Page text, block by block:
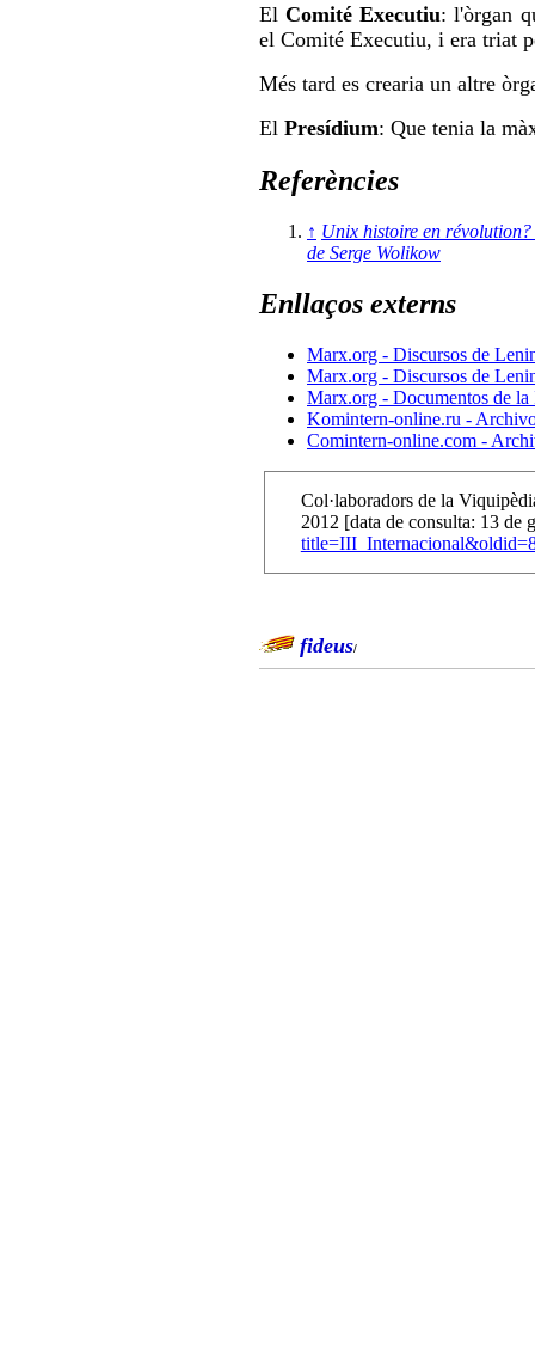
ElComité Executiu: l'òrgan
el Comité Executiu, i era triat
Més tard es crearia un altre
El Presídium: Que tenia la
Referències
↑ Unix histoire en
de Serge Wolikow
Enllaços externs
Marx.org - Discursos de
Marx.org - Discursos de
Marx.org - Documentos de
Komintern-online.ru -
Comintern-online.com -
Col·laboradors de la
2012 [data de consulta: 13 de
fideus/